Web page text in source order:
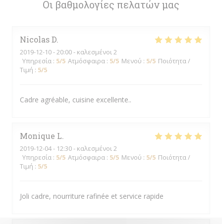
Οι βαθμολογίες πελατών μας
NicolasD
2019-12-10- 20:00 - καλεσμένοι 2
Υπηρεσία : 5/5 Ατμόσφαιρα : 5/5 Μενού : 5/5 Ποιότητα /
Τιμή : 5/5
Cadre agréable, cuisine excellente..
Monique L
2019-12-04- 12:30 - καλεσμένοι 2
Υπηρεσία : 5/5 Ατμόσφαιρα : 5/5 Μενού : 5/5 Ποιότητα /
Τιμή : 5/5
Joli cadre, nourriture rafinée et service rapide